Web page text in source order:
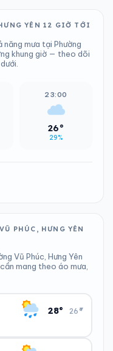
YÊN 12 GIỜ TỚI
mưa tại Phường
khung giờ — theo dõi
23:00
26°
29%
PHÚC, HƯNG YÊN
Vũ Phúc, Hưng Yên
mang theo áo mưa,
28° 26°
▾